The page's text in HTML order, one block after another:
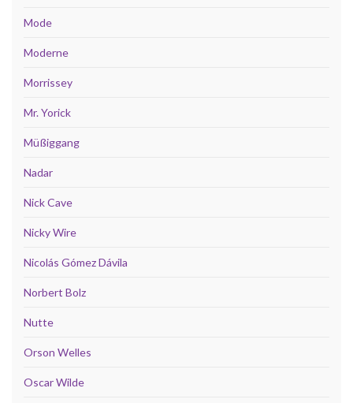
Mode
Moderne
Morrissey
Mr. Yorick
Müßiggang
Nadar
Nick Cave
Nicky Wire
Nicolás Gómez Dávila
Norbert Bolz
Nutte
Orson Welles
Oscar Wilde